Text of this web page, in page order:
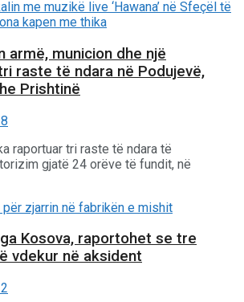
armë, municion dhe një
raste të ndara në Podujevë,
Prishtinë
raportuar tri raste të ndara të
gjatë 24 orëve të fundit, në
Kosova, raportohet se tre
vdekur në aksident